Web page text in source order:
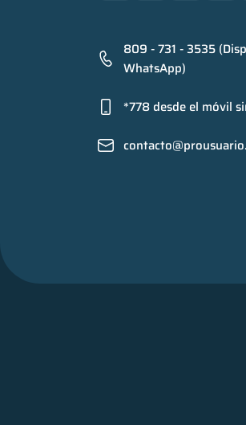
809 - 731 - 3535
WhatsApp)
*778 desde el móvil